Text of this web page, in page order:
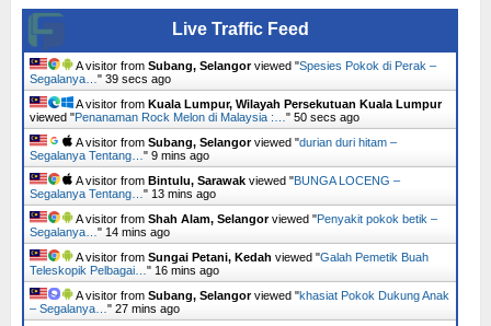
Live Traffic Feed
A visitor from Subang, Selangorviewed "Spesies Pokok di Perak –
Segalanya… " 40 secs ago
A visitor from Kuala Lumpur, Wilayah Persekutuan Kuala Lumpur
viewed "Penanaman Rock Melon di Malaysia :… " 51 secs ago
A visitor from Subang, Selangorviewed "durian duri hitam –
Segalanya Tentang… " 9 mins ago
A visitor from Bintulu, Sarawak viewed "BUNGA LOCENG –
Segalanya Tentang… " 13 mins ago
A visitor from Shah Alam, Selangorviewed "Penyakit pokok betik –
Segalanya… " 14 mins ago
A visitor from Sungai Petani, Kedah viewed "Galah Pemetik Buah
Teleskopik Pelbagai… " 16 mins ago
A visitor from Subang, Selangorviewed "khasiat Pokok Dukung Anak
– Segalanya… " 27 mins ago